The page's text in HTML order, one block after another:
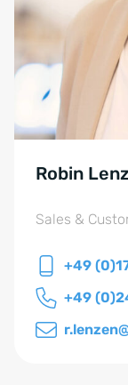
Robin
Sales &
+49
+49